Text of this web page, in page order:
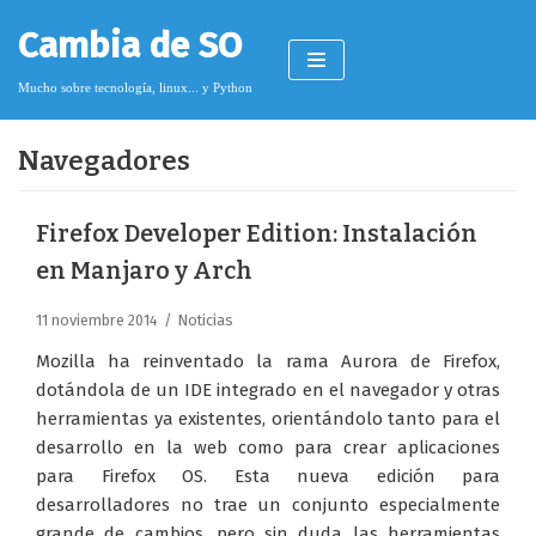
Saltar
al
contenido
Cambia de SO
Mucho sobre tecnología, linux... y Python
Cookies
Política de protección de datos
Navegadores
Firefox Developer Edition: Instalación
en Manjaro y Arch
11 noviembre 2014 Noticias
Mozilla ha reinventado la rama Aurora de Firefox,
dotándola de un IDE integrado en el navegador y otras
herramientas ya existentes, orientándolo tanto para el
desarrollo en la web como para crear aplicaciones
para Firefox OS. Esta nueva edición para
desarrolladores no trae un conjunto especialmente